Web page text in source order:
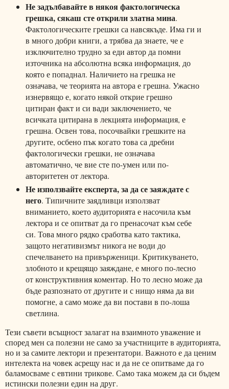
Не задълбавайте в някоя фактологическа
грешка, сякаш сте открили златна мина.
Фактологическите грешки са навсякъде. Има ги и
в много добри книги, а трябва да знаете, че е
изключително трудно за еди автор да помни
източника на абсолютна всяка информация, до
която е попаднал. Наличието на грешка не
означава, че теорията на автора е грешна. Ужасно
изнервящо е, когато някой открие грешно
цитиран факт и си вади заключението, че
всичката цитирана в лекцията информация, е
грешна. Освен това, посочвайки грешките на
другите, осбено пък когато това са дребни
фактологически грешки, не означава
автоматично, че вие сте по-умен или по-
авторитетен от лектора.
Не използвайте експерта, за да се заяждате с
него. Типичните заядливци използват
вниманието, което аудиторията е насочила към
лектора и се опитват да го пренасочат към себе
си. Това много рядко сработва като тактика,
защото негативизмът никога не води до
спечелването на привърженици. Критикуването,
злобното и крещящо заяждане, е много по-лесно
от конструктивния коментар. Но то лесно може да
бъде разпознато от другите и с нищо няма да ви
помогне, а само може да ви постави в по-лоша
светлина.
Тези съвети всъщност залагат на взаимното уважение и
според мен са полезни не само за участниците в аудиторията,
но и за самите лектори и презентатори. Важното е да ценим
интелекта на човек асрещу нас и да не се опитваме да го
баламосваме с евтини трикове. Само така можем да си бъдем
истински полезни един на друг.